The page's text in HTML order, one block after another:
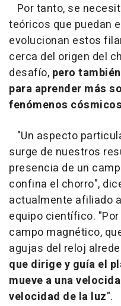
Por tanto, se
teóricos que puedan
evolucionan estos
cerca del origen del
desafío, pero
para aprender más
fenómenos
"Un aspecto
surge de nuestros
presencia de un
confina el chorro",
actualmente afiliado
equipo científico.
campo magnético,
agujas del reloj
que dirige y guía el
mueve a una
velocidad de la luz".